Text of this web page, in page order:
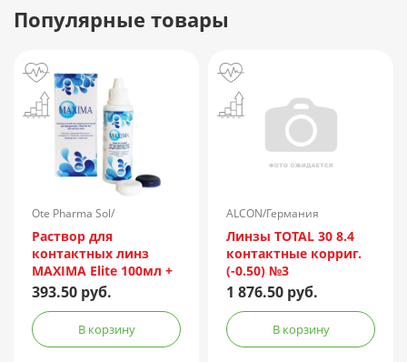
Популярные товары
Ote Pharma Sol/
Нидерланды
Раствор для
контактных линз
MAXIMA Elite 100мл +
контейнер
393.50 руб.
В корзину
ALCON/Германия
Линзы TOTAL 30 8.4
контактные корриг.
(-0.50) №3
1 876.50 руб.
В корзину